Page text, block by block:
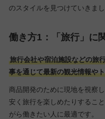
のスタイルを見つけていきまし
働き方1：「旅行」に
旅行会社や宿泊施設などの旅
事を通じて最新の観光情報や
商品開発のために現地を視察
安く旅行を楽しめたりするこ
がら働きたい人に最適です。